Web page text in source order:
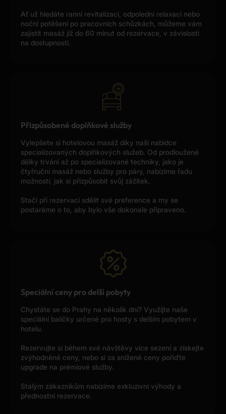
Ať už hledáte ranní revitalizaci, odpolední relaxaci nebo
noční potěšení po pracovních schůzkách, můžeme vám
zajistit masáž již do 60 minut od rezervace, v závislosti
na dostupnosti.
Přizpůsobené doplňkové služby
Vylepšete si hotelovou masáž díky naší nabídce
specializovaných doplňkových služeb. Od prodloužené
délky trvání až po specializované techniky, jako je
čtyřruční masáž nebo služby pro páry, nabízíme řadu
možností, jak si přizpůsobit svůj zážitek.
Stačí při rezervaci sdělit své preference a my se
postaráme o to, aby bylo vše dokonale připraveno.
Speciální ceny pro delší pobyty
Chystáte se do Prahy na několik dní? Využijte naše
speciální balíčky určené pro hosty s delším pobytem v
hotelu.
Rezervujte si během své návštěvy více sezení a získejte
zvýhodněné ceny, nebo si za snížené ceny pořiďte
upgrade na prémiové služby.
Stálým zákazníkům nabízíme exkluzivní výhody a
přednostní rezervace.